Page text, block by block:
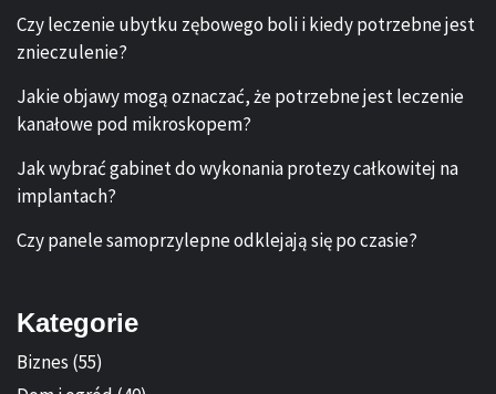
Czy leczenie ubytku zębowego boli i kiedy potrzebne jest
znieczulenie?
Jakie objawy mogą oznaczać, że potrzebne jest leczenie
kanałowe pod mikroskopem?
Jak wybrać gabinet do wykonania protezy całkowitej na
implantach?
Czy panele samoprzylepne odklejają się po czasie?
Kategorie
Biznes (55)